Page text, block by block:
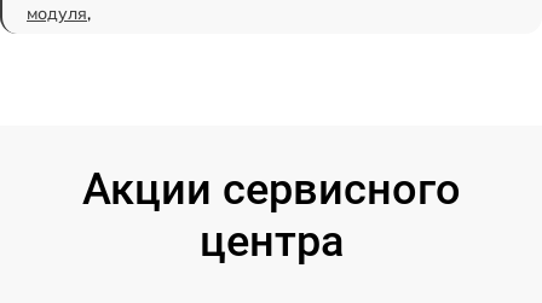
модуля,
Акции сервисного
центра